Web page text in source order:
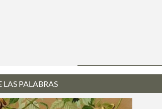
LAS PALABRAS